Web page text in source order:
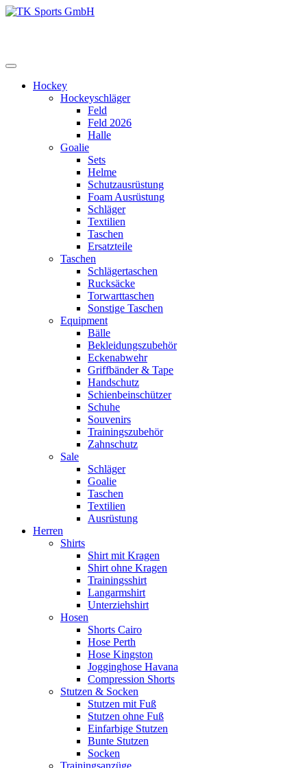
Zum
Hockey
Hockeyschläger
Feld
Feld 2026
Halle
Goalie
Sets
Helme
Schutzausrüstung
Foam Ausrüstung
Schläger
Textilien
Taschen
Ersatzteile
Taschen
Schlägertaschen
Rucksäcke
Torwarttaschen
Sonstige Taschen
Equipment
Bälle
Bekleidungszubehör
Eckenabwehr
Griffbänder & Tape
Handschutz
Schienbeinschützer
Schuhe
Souvenirs
Trainingszubehör
Zahnschutz
Sale
Schläger
Goalie
Taschen
Textilien
Ausrüstung
Herren
Shirts
Shirt mit Kragen
Shirt ohne Kragen
Trainingsshirt
Langarmshirt
Unterziehshirt
Hosen
Shorts Cairo
Hose Perth
Hose Kingston
Jogginghose Havana
Compression Shorts
Stutzen & Socken
Stutzen mit Fuß
Stutzen ohne Fuß
Einfarbige Stutzen
Bunte Stutzen
Socken
Trainingsanzüge